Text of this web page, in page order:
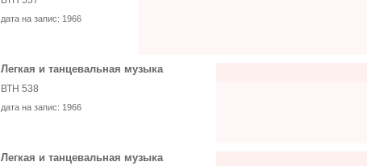
дата на запис: 1966
Легкая и танцевальная музыка
ВТН 538
дата на запис: 1966
Легкая и танцевальная музыка